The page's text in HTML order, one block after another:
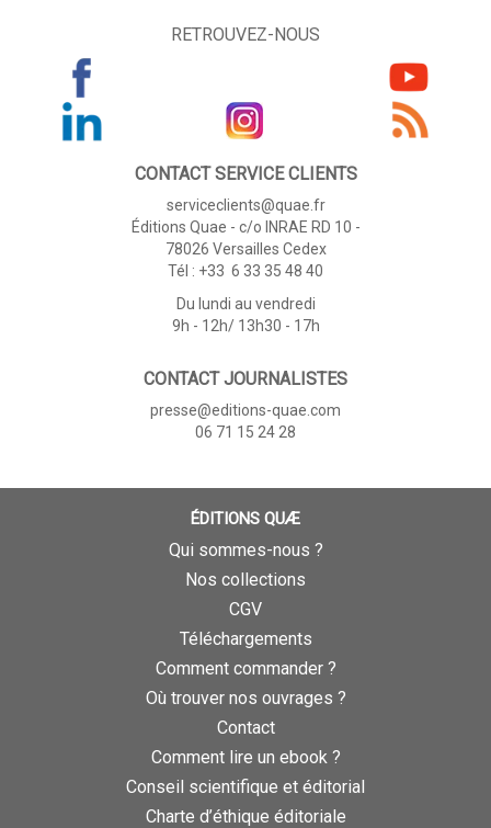
RETROUVEZ-NOUS
CONTACT SERVICE CLIENTS
serviceclients@quae.fr
Éditions Quae - c/o INRAE RD 10 -
78026 Versailles Cedex
Tél : +33 6 33 35 48 40
Du lundi au vendredi
9h - 12h/ 13h30 - 17h
CONTACT JOURNALISTES
presse@editions-quae.com
06 71 15 24 28
ÉDITIONS QUÆ
Qui sommes-nous ?
Nos collections
CGV
Téléchargements
Comment commander ?
Où trouver nos ouvrages ?
Contact
Comment lire un ebook ?
Conseil scientifique et éditorial
Charte d’éthique éditoriale